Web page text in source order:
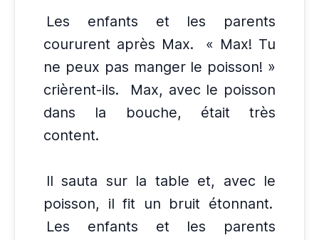
Les enfants et les parents
coururent après Max.
« Max! Tu
ne peux pas manger le poisson! »
crièrent-ils.
Max, avec le poisson
dans la bouche, était très
content.
Il sauta sur la table et, avec le
poisson, il fit un bruit étonnant.
Les enfants et les parents